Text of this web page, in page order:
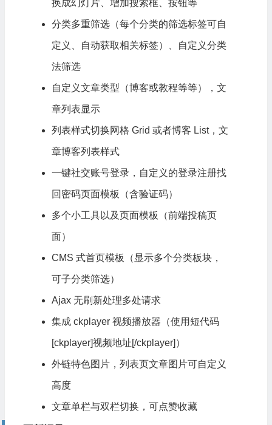
换成幻灯片、增加搜索框、按钮等
分类多重筛选（每个分类的筛选标签可自
定义、自动获取相关标签）、自定义分类
法筛选
自定义文章类型（博客或教程等等），文
章列表显示
列表样式切换网格 Grid 或者博客 List，文
章博客列表样式
一键社交账号登录，自定义的登录注册找
回密码页面模板（含验证码）
多个小工具以及页面模板（前端投稿页
面）
CMS 式首页模板（显示多个分类板块，
可子分类筛选）
Ajax 无刷新处理多处请求
集成 ckplayer 视频播放器（使用短代码
[ckplayer]视频地址[/ckplayer]）
外链特色图片，列表页文章图片可自定义
高度
文章单栏与双栏切换，可点赞收藏